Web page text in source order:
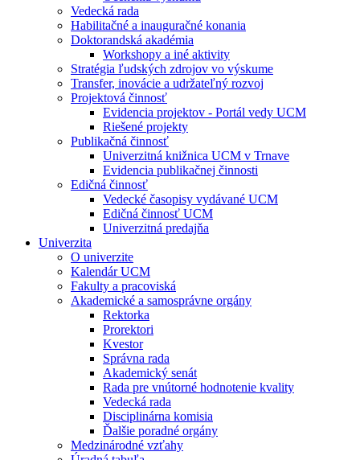
Vedecká rada
Habilitačné a inauguračné konania
Doktorandská akadémia
Workshopy a iné aktivity
Stratégia ľudských zdrojov vo výskume
Transfer, inovácie a udržateľný rozvoj
Projektová činnosť
Evidencia projektov - Portál vedy UCM
Riešené projekty
Publikačná činnosť
Univerzitná knižnica UCM v Trnave
Evidencia publikačnej činnosti
Edičná činnosť
Vedecké časopisy vydávané UCM
Edičná činnosť UCM
Univerzitná predajňa
Univerzita
O univerzite
Kalendár UCM
Fakulty a pracoviská
Akademické a samosprávne orgány
Rektorka
Prorektori
Kvestor
Správna rada
Akademický senát
Rada pre vnútorné hodnotenie kvality
Vedecká rada
Disciplinárna komisia
Ďalšie poradné orgány
Medzinárodné vzťahy